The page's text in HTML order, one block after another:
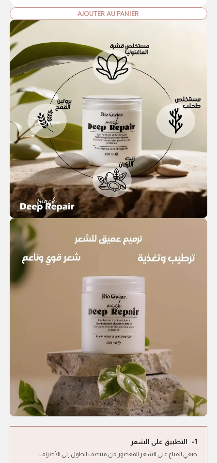
AJOUTER AU PANIER
1- التطبيق على الشعر
ضعي القناع على الشعر المعصور من منتصف الطول إلى الأطراف.